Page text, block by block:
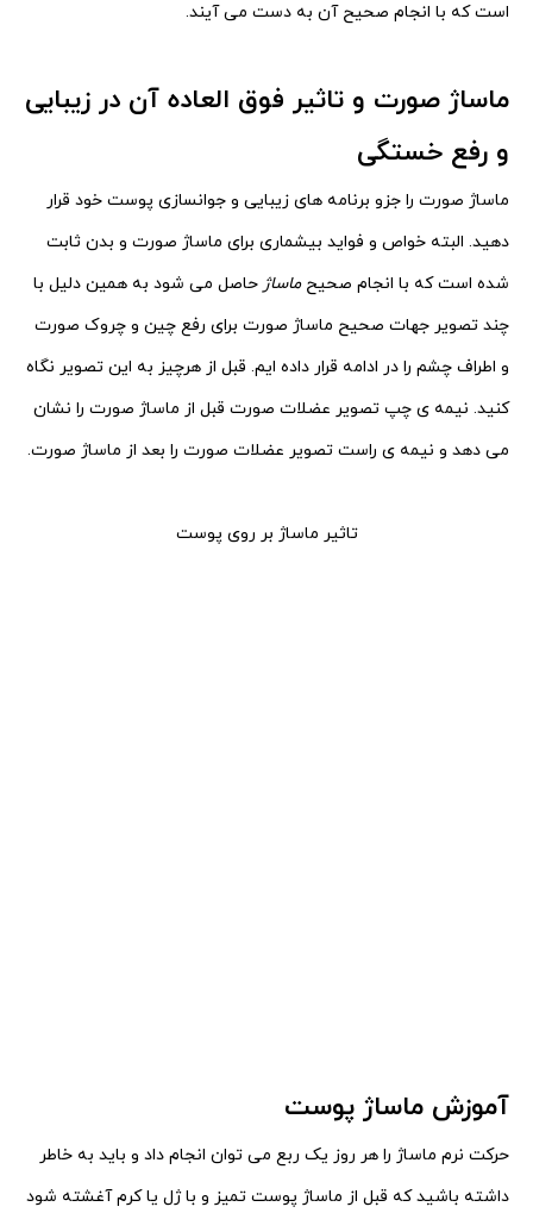
است که با انجام صحیح آن به دست می آیند.
ماساژ صورت و تاثیر فوق العاده آن در زیبایی
و رفع خستگی
ماساژ صورت را جزو برنامه های زیبایی و جوانسازی پوست خود قرار
دهید. البته خواص و فواید بیشماری برای ماساژ صورت و بدن ثابت
شده است که با انجام صحیحماساژ حاصل می شود به همین دلیل با
چند تصویر جهات صحیح ماساژ صورت برای رفع چین و چروک صورت
و اطراف چشم را در ادامه قرار داده ایم. قبل از هرچیز به این تصویر نگاه
کنید. نیمه ی چپ تصویر عضلات صورت قبل از ماساژ صورت را نشان
می دهد و نیمه ی راست تصویر عضلات صورت را بعد از ماساژ صورت.
تاثیر ماساژ بر روی پوست
آموزش ماساژ پوست
حرکت نرم ماساژ را هر روز یک ربع می توان انجام داد و باید به خاطر
داشته باشید که قبل از ماساژ پوست تمیز و با ژل یا کرم آغشته شود